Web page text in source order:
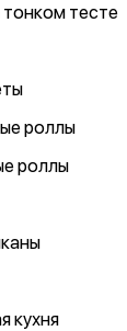
тесте
роллы
роллы
кухня